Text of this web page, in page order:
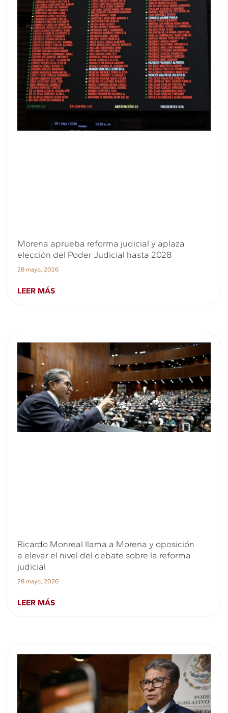
Morena aprueba reforma judicial y aplaza
elección del Poder Judicial hasta 2028
28 mayo, 2026
LEER MÁS
Ricardo Monreal llama a Morena y oposición
a elevar el nivel del debate sobre la reforma
judicial
28 mayo, 2026
LEER MÁS